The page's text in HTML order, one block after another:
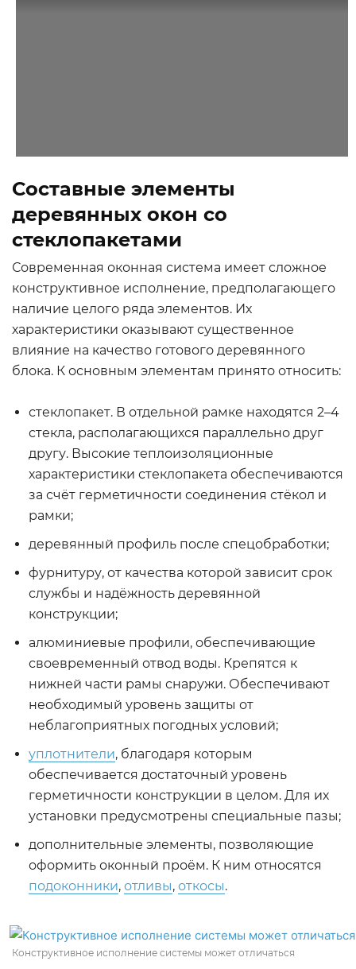
Составные элементы
деревянных окон со
стеклопакетами
Современная оконная система имеет сложное
конструктивное исполнение, предполагающего
наличие целого ряда элементов. Их
характеристики оказывают существенное
влияние на качество готового деревянного
блока. К основным элементам принято относить:
стеклопакет. В отдельной рамке находятся 2–4
стекла, располагающихся параллельно друг
другу. Высокие теплоизоляционные
характеристики стеклопакета обеспечиваются
за счёт герметичности соединения стёкол и
рамки;
деревянный профиль после спецобработки;
фурнитуру, от качества которой зависит срок
службы и надёжность деревянной
конструкции;
алюминиевые профили, обеспечивающие
своевременный отвод воды. Крепятся к
нижней части рамы снаружи. Обеспечивают
необходимый уровень защиты от
неблагоприятных погодных условий;
уплотнители, благодаря которым
обеспечивается достаточный уровень
герметичности конструкции в целом. Для их
установки предусмотрены специальные пазы;
дополнительные элементы, позволяющие
оформить оконный проём. К ним относятся
подоконники, отливы, откосы.
Конструктивное исполнение системы может отличаться